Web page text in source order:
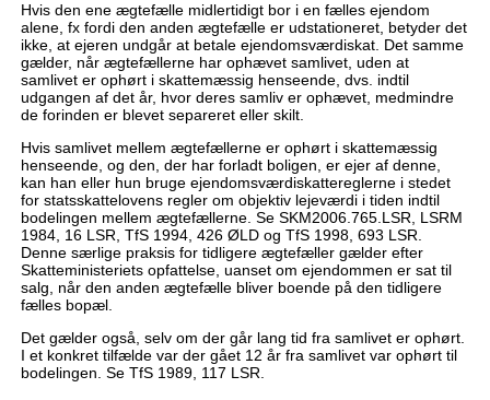
Hvis den ene ægtefælle midlertidigt bor i en fælles ejendom
alene, fx fordi den anden ægtefælle er udstationeret, betyder det
ikke, at ejeren undgår at betale ejendomsværdiskat. Det samme
gælder, når ægtefællerne har ophævet samlivet, uden at
samlivet er ophørt i skattemæssig henseende, dvs. indtil
udgangen af det år, hvor deres samliv er ophævet, medmindre
de forinden er blevet separeret eller skilt.
Hvis samlivet mellem ægtefællerne er ophørt i skattemæssig
henseende, og den, der har forladt boligen, er ejer af denne,
kan han eller hun bruge ejendomsværdiskattereglerne i stedet
for statsskattelovens regler om objektiv lejeværdi i tiden indtil
bodelingen mellem ægtefællerne. Se SKM2006.765.LSR, LSRM
1984, 16 LSR, TfS 1994, 426 ØLD og TfS 1998, 693 LSR.
Denne særlige praksis for tidligere ægtefæller gælder efter
Skatteministeriets opfattelse, uanset om ejendommen er sat til
salg, når den anden ægtefælle bliver boende på den tidligere
fælles bopæl.
Det gælder også, selv om der går lang tid fra samlivet er ophørt.
I et konkret tilfælde var der gået 12 år fra samlivet var ophørt til
bodelingen. Se TfS 1989, 117 LSR.